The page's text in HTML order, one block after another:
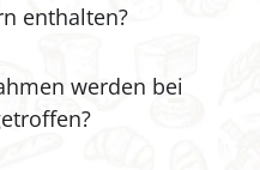
enthalten?
werden bei